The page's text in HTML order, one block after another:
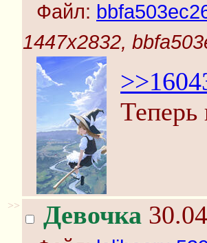
Файл:
1447x2832,
Теперь
>> Девочка